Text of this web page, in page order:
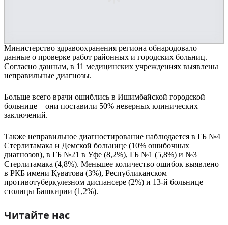
Министерство здравоохранения региона обнародовало
данные о проверке работ районных и городских больниц.
Согласно данным, в 11 медицинских учреждениях выявлены
неправильные диагнозы.
Больше всего врачи ошиблись в Ишимбайской городской
больнице – они поставили 50% неверных клинических
заключений.
Также неправильное диагностирование наблюдается в ГБ №4
Стерлитамака и Демской больнице (10% ошибочных
диагнозов), в ГБ №21 в Уфе (8,2%), ГБ №1 (5,8%) и №3
Стерлитамака (4,8%). Меньшее количество ошибок выявлено
в РКБ имени Куватова (3%), Республиканском
противотуберкулезном диспансере (2%) и 13-й больнице
столицы Башкирии (1,2%).
Читайте нас